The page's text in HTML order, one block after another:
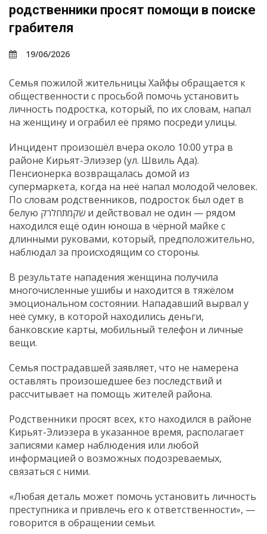
родственники просят помощи в поиске
грабителя
19/06/2026
Семья пожилой жительницы Хайфы обращается к
общественности с просьбой помочь установить
личность подростка, который, по их словам, напал
на женщину и ограбил её прямо посреди улицы.
Инцидент произошёл вчера около 10:00 утра в
районе Кирьят-Элиэзер (ул. Швиль Ада).
Пенсионерка возвращалась домой из
супермаркета, когда на неё напал молодой человек.
По словам родственников, подросток был одет в
белую שקמתחלרק и действовал не один — рядом
находился ещё один юноша в чёрной майке с
длинными руковами, который, предположительно,
наблюдал за происходящим со стороны.
В результате нападения женщина получила
многочисленные ушибы и находится в тяжёлом
эмоциональном состоянии. Нападавший вырвал у
неё сумку, в которой находились деньги,
банковские карты, мобильный телефон и личные
вещи.
Семья пострадавшей заявляет, что не намерена
оставлять произошедшее без последствий и
рассчитывает на помощь жителей района.
Родственники просят всех, кто находился в районе
Кирьят-Элиэзера в указанное время, располагает
записями камер наблюдения или любой
информацией о возможных подозреваемых,
связаться с ними.
«Любая деталь может помочь установить личность
преступника и привлечь его к ответственности», —
говорится в обращении семьи.